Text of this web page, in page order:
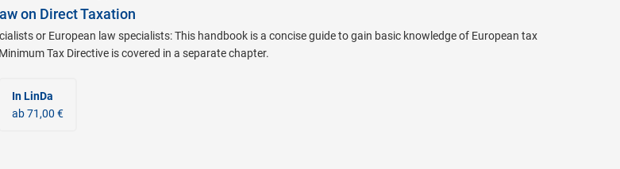
on Direct Taxation
or European law specialists: This handbook is a concise guide to gain basic knowledge of European tax
Tax Directive is covered in a separate chapter.
In LinDa
ab 71,00 €